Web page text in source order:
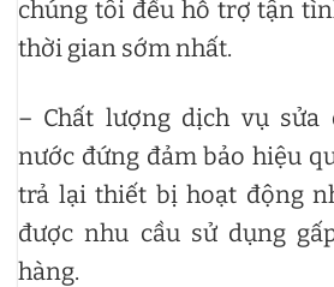
chúng tôi đều hỗ trợ tận
thời gian sớm nhất.
– Chất lượng dịch vụ sửa
nước đứng đảm bảo hiệu
trả lại thiết bị hoạt động
được nhu cầu sử dụng
hàng.